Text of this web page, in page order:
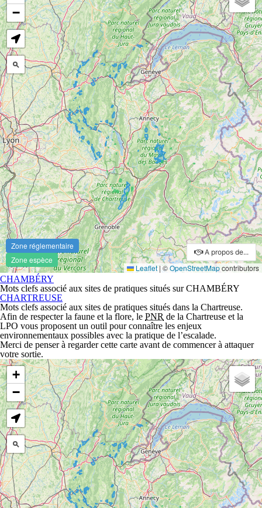
CHAMBÉRY
Mots clefs associé aux sites de pratiques situés sur CHAMBÉRY
CHARTREUSE
Mots clefs associé aux sites de pratiques situés dans la Chartreuse.
Afin de respecter la faune et la flore, le PNR de la Chartreuse et la
LPO vous proposent un outil pour connaître les enjeux
environnementaux possibles avec la pratique de l’escalade.
Merci de penser à regarder cette carte avant de commencer à attaquer
votre sortie.